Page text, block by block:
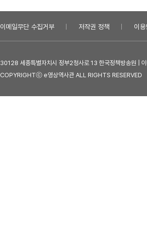
이메일무단 수집거부 저작권 정책 이용
30128 세종특별자치시 정부2청사로 13 한국정책방송원
COPYRIGHTⓒ e영상역사관 ALL RIGHTS RESERVED